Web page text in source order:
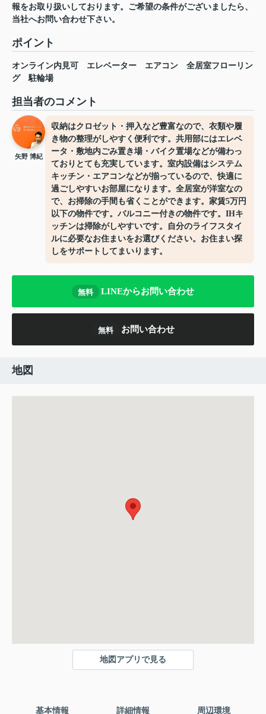
報をお取り扱いしております。ご希望の条件がございましたら、
当社へお問い合わせ下さい。
ポイント
オンライン内見可 エレベーター エアコン
全居室フローリン
グ
駐輪場
担当者のコメント
矢野 博紀
収納はクロゼット・押入など豊富なので、衣類や履
き物の整理がしやすく便利です。共用部にはエレベ
ータ・敷地内ごみ置き場・バイク置場などが備わっ
ておりとても充実しています。室内設備はシステム
キッチン・エアコンなどが揃っているので、快適に
過ごしやすいお部屋になります。全居室が洋室なの
で、お掃除の手間も省くことができます。家賃5万円
以下の物件です。バルコニー付きの物件です。IHキ
ッチンは掃除がしやすいです。自分のライフスタイ
ルに必要なお住まいをお選びください。お住まい探
しをサポートしてまいります。
無料 LINEからお問い合わせ
無料 お問い合わせ
地図
地図アプリで見る
基本情報 詳細情報 周辺環境